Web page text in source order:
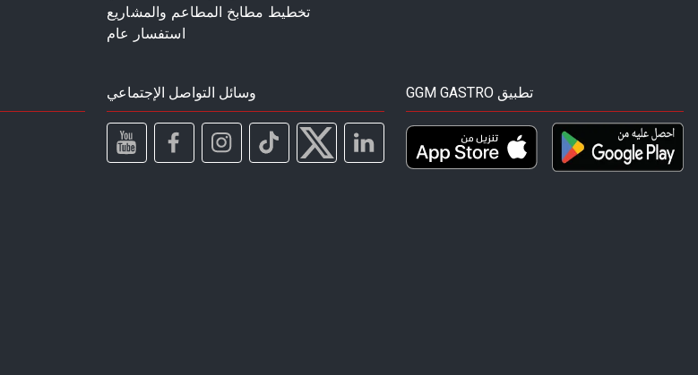
تخطيط مطابخ المطاعم والمشاريع
استفسار عام
وسائل التواصل الإجتماعي GGM GASTRO تطبيق